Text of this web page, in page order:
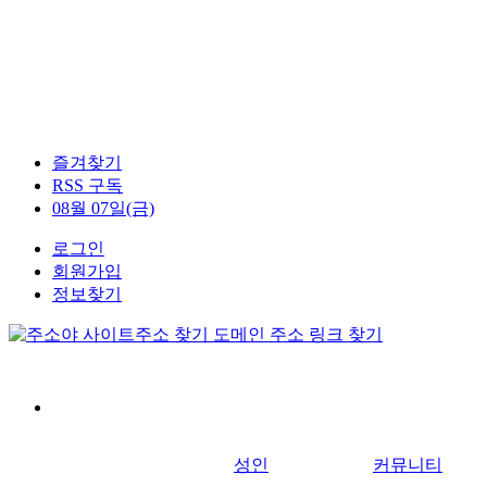
즐겨찾기
RSS 구독
08월 07일(금)
로그인
회원가입
정보찾기
성인 커뮤니티